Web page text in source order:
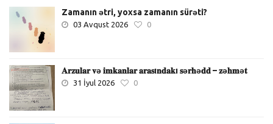
Zamanın ətri, yoxsa zamanın sürəti?
03 Avqust 2026 0
𝐀𝐫𝐳𝐮𝐥𝐚𝐫 𝐯ə 𝐢𝐦𝐤𝐚𝐧𝐥𝐚𝐫 𝐚𝐫𝐚𝐬ı𝐧𝐝𝐚𝐤ı 𝐬ə𝐫𝐡ə𝐝𝐝 – 𝐳ə𝐡𝐦ə𝐭
31 İyul 2026 0